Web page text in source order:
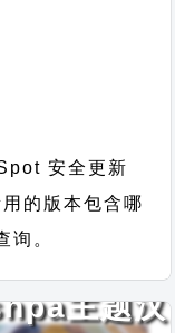
安全更新
的版本包含哪
询。
主题汉